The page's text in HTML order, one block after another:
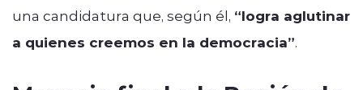
una candidatura que, según él, “logra aglutinar
a quienes creemos en la democracia”.